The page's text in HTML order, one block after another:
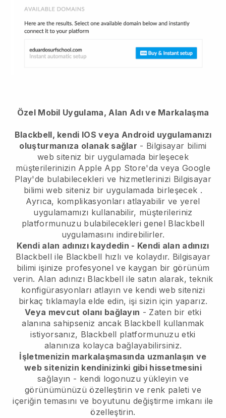
Özel Mobil Uygulama, Alan Adı ve Markalaşma
Blackbell, kendi IOS veya Android uygulamanızı
oluşturmanıza olanak sağlar - Bilgisayar bilimi
web siteniz bir uygulamada birleşecek
müşterilerinizin Apple App Store'da veya Google
Play'de bulabilecekleri ve hizmetlerinizi Bilgisayar
bilimi web siteniz bir uygulamada birleşecek .
Ayrıca, komplikasyonları atlayabilir ve yerel
uygulamamızı kullanabilir, müşterileriniz
platformunuzu bulabilecekleri genel Blackbell
uygulamasını indirebilirler.
Kendi alan adınızı kaydedin - Kendi alan adınızı
Blackbell ile Blackbell hızlı ve kolaydır. Bilgisayar
bilimi işinize profesyonel ve kaygan bir görünüm
verin. Alan adınızı Blackbell ile satın alarak, teknik
konfigürasyonları atlayın ve kendi web sitenizi
birkaç tıklamayla elde edin, işi sizin için yaparız.
Veya mevcut olanı bağlayın - Zaten bir etki
alanına sahipseniz ancak Blackbell kullanmak
istiyorsanız, Blackbell platformunuzu etki
alanınıza kolayca bağlayabilirsiniz.
İşletmenizin markalaşmasında uzmanlaşın ve
web sitenizin kendinizinki gibi hissetmesini
sağlayın - kendi logonuzu yükleyin ve
görünümünüzü özelleştirin ve renk paleti ve
içeriğin temasını ve boyutunu değiştirme imkanı ile
özelleştirin.